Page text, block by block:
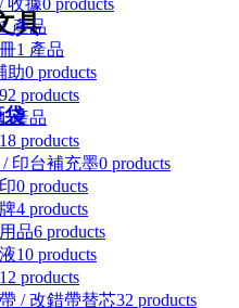
具
袋
1 產品
1 產品
助0 products
products
1 產品
18 products
/ 印台補充墨0 products
0 products
4 products
品6 products
10 products
12 products
/ 改錯帶替芯32 products